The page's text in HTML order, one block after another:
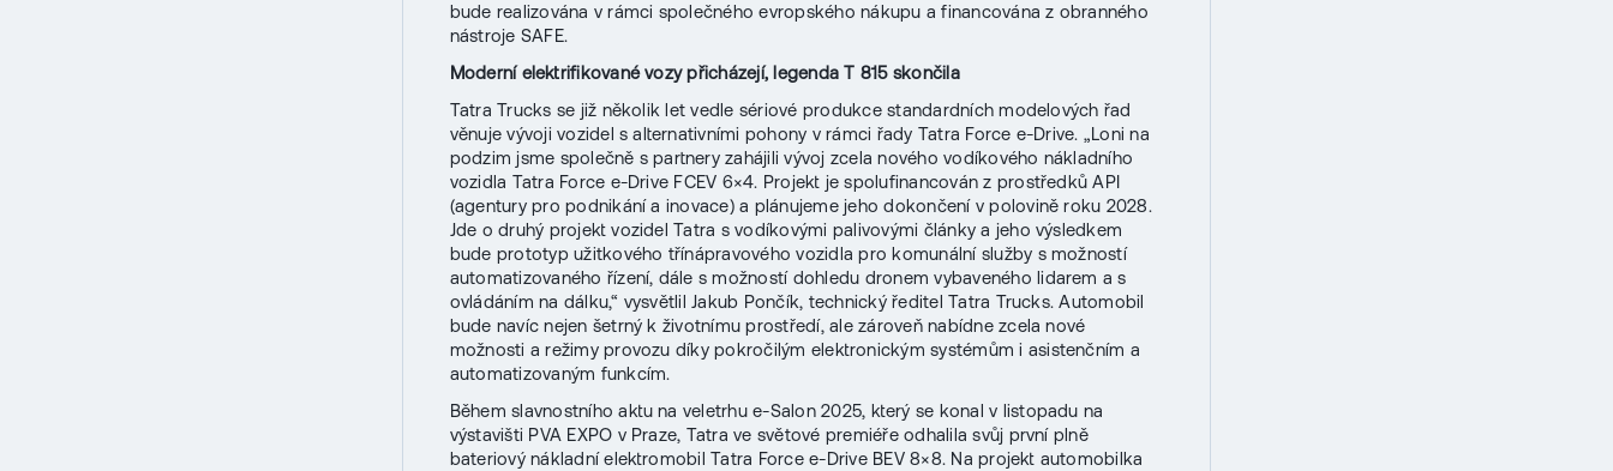
bude realizována v rámci společného evropského nákupu a financována z obranného
nástroje SAFE.
Moderní elektrifikované vozy přicházejí, legenda T 815 skončila
Tatra Trucks se již několik let vedle sériové produkce standardních modelových řad
věnuje vývoji vozidel s alternativními pohony v rámci řady Tatra Force e-Drive. „Loni na
podzim jsme společně s partnery zahájili vývoj zcela nového vodíkového nákladního
vozidla Tatra Force e-Drive FCEV 6×4. Projekt je spolufinancován z prostředků API
(agentury pro podnikání a inovace) a plánujeme jeho dokončení v polovině roku 2028.
Jde o druhý projekt vozidel Tatra s vodíkovými palivovými články a jeho výsledkem
bude prototyp užitkového třínápravového vozidla pro komunální služby s možností
automatizovaného řízení, dále s možností dohledu dronem vybaveného lidarem a s
ovládáním na dálku,“ vysvětlil Jakub Pončík, technický ředitel Tatra Trucks. Automobil
bude navíc nejen šetrný k životnímu prostředí, ale zároveň nabídne zcela nové
možnosti a režimy provozu díky pokročilým elektronickým systémům i asistenčním a
automatizovaným funkcím.
Během slavnostního aktu na veletrhu e-Salon 2025, který se konal v listopadu na
výstavišti PVA EXPO v Praze, Tatra ve světové premiéře odhalila svůj první plně
bateriový nákladní elektromobil Tatra Force e-Drive BEV 8×8. Na projekt automobilka